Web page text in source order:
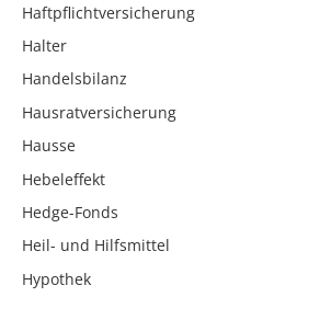
Haftpflichtversicherung
Halter
Handelsbilanz
Hausratversicherung
Hausse
Hebeleffekt
Hedge-Fonds
Heil- und Hilfsmittel
Hypothek